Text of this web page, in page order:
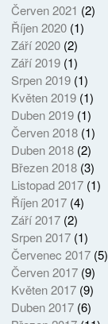
Červen 2021 (2)
Říjen 2020(1)
Září 2020(2)
Září 2019(1)
Srpen 2019(1)
Květen 2019(1)
Duben 2019(1)
Červen 2018(1)
Duben 2018(2)
Březen 2018(3)
Listopad 2017(1)
Říjen 2017(4)
Září 2017(2)
Srpen 2017(1)
Červenec 2017(5)
Červen 2017(9)
Květen 2017(9)
Duben 2017(6)